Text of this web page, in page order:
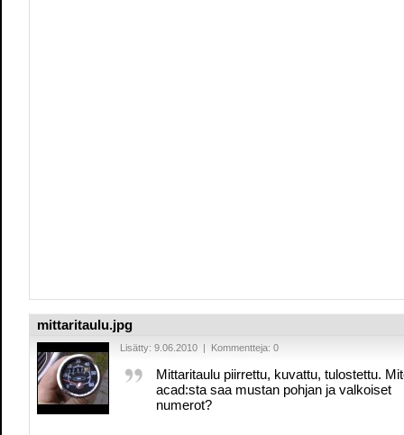
mittaritaulu.jpg
Lisätty: 9.06.2010 | Kommentteja: 0
Mittaritaulu piirrettu, kuvattu, tulostettu.
acad:sta saa mustan pohjan ja valkoiset
numerot?